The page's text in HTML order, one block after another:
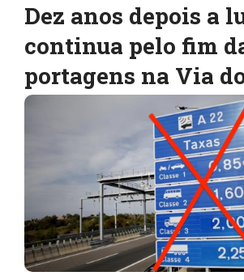
Dez anos depois a
continua pelo fim
portagens na Via